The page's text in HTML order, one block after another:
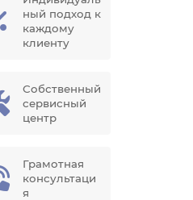
ный подход к
каждому
клиенту
Собственный
сервисный
центр
Грамотная
консультаци
я